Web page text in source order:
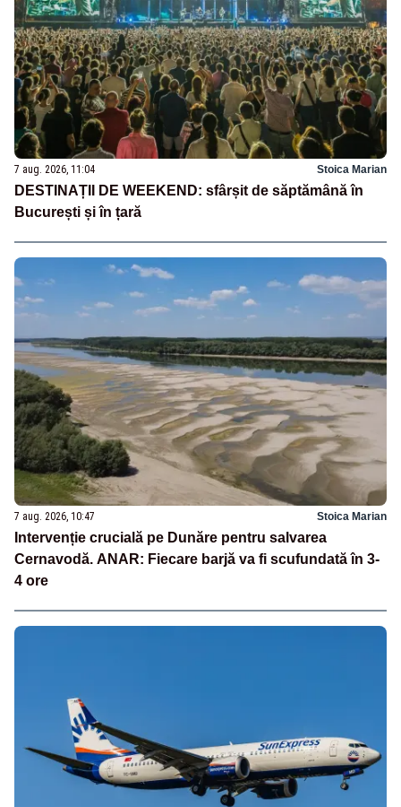
7 aug. 2026, 11:04 Stoica Marian
DESTINAȚII DE WEEKEND: sfârșit de săptămână în
București și în țară
7 aug. 2026, 10:47 Stoica Marian
Intervenție crucială pe Dunăre pentru salvarea
Cernavodă. ANAR: Fiecare barjă va fi scufundată în 3-
4 ore